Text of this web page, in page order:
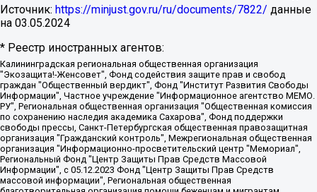
Источник: https://minjust.gov.ru/ru/documents/7822/ данные
на 03.05.2024
* Реестр иностранных агентов:
Калининградская региональная общественная организация "Экозащита!-Женсовет", Фонд содействия защите прав и свобод граждан "Общественный вердикт", Фонд "Институт Развития Свободы Информации", Частное учреждение "Информационное агентство МЕМО. РУ", Региональная общественная организация "Общественная комиссия по сохранению наследия академика Сахарова", Фонд поддержки свободы прессы, Санкт-Петербургская общественная правозащитная организация "Гражданский контроль", Межрегиональная общественная организация "Информационно-просветительский центр "Мемориал", Региональный Фонд "Центр Защиты Прав Средств Массовой Информации", с 05.12.2023 Фонд "Центр Защиты Прав Средств массовой информации", Региональная общественная благотворительная организация помощи беженцам и мигрантам "Гражданское содействие", Негосударственное образовательное учреждение дополнительного профессионального образования (повышение квалификации) специалистов "АКАДЕМИЯ ПО ПРАВАМ ЧЕЛОВЕКА", Свердловская региональная общественная организация "Сутяжник", Автономная некоммерческая организация "Центр независимых социологических исследований", Союз общественных объединений "Российский исследовательский центр по правам человека", Региональное общественное учреждение научно-информационный центр "МЕМОРИАЛ", Некоммерческая организация "Фонд защиты гласности", Автономная некоммерческая организация "Институт прав человека", Городская общественная организация "Екатеринбургское общество "МЕМОРИАЛ", Городская общественная организация "Рязанское историко-просветительское и правозащитное общество "Мемориал" (Рязанский Мемориал), Челябинский региональный орган общественной самодеятельности – женское общественное объединение "Женщины Евразии", Челябинский региональный орган общественной самодеятельности "Уральская правозащитная группа", Фонд содействия защите здоровья и социальной справедливости имени Андрея Рылькова, Автономная Некоммерческая Организация "Аналитический Центр Юрия Левады", Автономная некоммерческая организация социальной поддержки населения "Проект Апрель", Региональная общественная организация помощи женщинам и детям, находящимся в кризисной ситуации "Информационно-методический центр "Анна", Фонд содействия развитию массовых коммуникаций и правовому просвещению "Так-так-Так", Фонд содействия устойчивому развитию "Серебряная тайга", Свердловский региональный общественный фонд социальных проектов "Новое время", "Idel.Реалии", Кавказ.Реалии, Крым.Реалии, Телеканал Настоящее Время, Татаро-башкирская служба Радио Свобода (Azatliq Radiosi), Радио Свободная Европа/Радио Свобода (PCE/PC), "Сибирь.Реалии", "Фактограф", Благотворительный фонд помощи осужденным и их семьям, Автономная некоммерческая организация "Институт глобализации и социальных движений", Фонд "В защиту прав заключенных", Частное учреждение "Центр поддержки и содействия развитию средств массовой информации", Пензенский региональный общественный благотворительный фонд "Гражданский союз", "Север.Реалии", Некоммерческая организация Фонд "Правовая инициатива", Общество с ограниченной ответственностью "Радио Свободная Европа/Радио Свобода", Чешское информационное агентство "MEDIUM-ORIENT", Красноярская региональная общественная организация "Мы против СПИДа", Камалягин Денис Николаевич, Маркелов Сергей Евгеньевич, Пономарев Лев Александрович, Савицкая Людмила Алексеевна, Автономная некоммерческая организация "Центр по работе с проблемой насилия "НАСИЛИЮ.НЕТ", Межрегиональный профессиональный союз работников здравоохранения "Альянс врачей", Юридическое лицо, зарегистрированное в Латвийской Республике, SIA "Medusa Project" (регистрационный номер 40103797863, дата регистрации 10.06.2014), Некоммерческая организация "Фонд по борьбе с коррупцией", Автономная некоммерческая организация "Институт права и публичной политики", Баданин Роман Сергеевич, Гликин Максим Александрович, Железнова Мария Михайловна, Лукьянова Юлия Сергеевна, Маетная Елизавета Витальевна, Маняхин Петр Борисович, Чуракова Ольга Владимировна, Ярош Юлия Петровна, Юридическое лицо "The Insider SIA", зарегистрированное в Риге, Латвийская Республика (дата регистрации 26.06.2015), являющееся администратором доменного имени интернет-издания "The Insider SIA", https://theins.ru, Постернак Алексей Евгеньевич, Рубин Михаил Аркадьевич, Анин Роман Александрович, Юридическое лицо Istories fonds, зарегистрированное в Латвийской Республике (регистрационный номер 50008295751, дата регистрации 24.02.2020), Великовский Дмитрий Александрович, Долинина Ирина Николаевна, Мароховская Алеся Алексеевна, Шлейнов Роман Юрьевич, Шмагун Олеся Валентиновна, Общество с ограниченной ответственностью "Альтаир 2021", Общество с ограниченной ответственностью "Вега 2021", Общество с ограниченной ответственностью "Главный редактор 2021", Общество с ограниченной ответственностью "Ромашки монолит", Важенков Артем Валерьевич, Ивановская областная общественная организация "Центр гендерных исследований", Гурман Юрий Альбертович, Медиапроект "ОВД-Инфо", Егоров Владимир Владимирович, Жилинский Владимир Александрович, Общество с ограниченной ответственностью "ЗП", Иванова София Юрьевна, Карезина Инна Павловна, Кильтау Екатерина Викторовна, Петров Алексей Викторович, Пискунов Сергей Евгеньевич, Смирнов Сергей Сергеевич, Тихонов Михаил Сергеевич, Общество с ограниченной ответственностью "ЖУРНАЛИСТ-ИНОСТРАННЫЙ АГЕНТ", Арапова Галина Юрьевна, Вольтская Татьяна Анатольевна, Американская компания "Mason G.E.S. Anonymous Foundation" (США), являющаяся владельцем интернет-издания https://mnews.world/, Компания "Stichting Bellingcat", зарегистрированная в Нидерландах (дата регистрации 11.07.2018), Захаров Андрей Вячеславович, Клепиковская Екатерина Дмитриевна, Общество с ограниченной ответственностью "МЕМО", Перл Роман Александрович, Симонов Евгений Алексеевич, Соловьева Елена Анатольевна, Сотников Даниил Владимирович, Сурначева Елизавета Дмитриевна, Автономная некоммерческая организация по защите прав человека и информированию населения "Якутия – Наше Мнение", Общество с ограниченной ответственностью "Москоу диджитал медиа", с 26.01.2023 Общество с ограниченной ответственностью "Чайка Белые сады", Ветошкина Валерия Валерьевна, Заговора Максим Александрович, Межрегиональное общественное движение "Российская ЛГБТ - сеть", Оленичев Максим Владимирович, Павлов Иван Юрьевич, Скворцова Елена Сергеевна, Общество с ограниченной ответственностью "Как бы инагент", Кочетков Игорь Викторович, Общество с ограниченной ответственностью "Честные выборы", Еланчик Олег Александрович, Общество с ограниченной ответственностью "Нобелевский призыв", Гималова Регина Эмилевна, Григорьев Андрей Валерьевич, Григорьева Алина Александровна, Ассоциация по содействию защите прав призывников, альтернативнослужащих и военнослужащих "Правозащитная группа "Гражданин.Армия.Право", Хисамова Регина Фаритовна, Автономная некоммерческая организация по реализации социально-правовых программ "Лилит", Дальневосточное общественное движение "Маяк", Санкт-Петербургская ЛГБТ-инициативная группа "Выход", Инициативная группа ЛГБТ+ "Реверс", Алексеев Андрей Викторович, Бекбулатова Таисия Львовна, Беляев Иван Михайлович, Владыкина Елена Сергеевна, Гельман Марат Александрович, Никульшина Вероника Юрьевна, Толоконникова Надежда Андреевна, Шендерович Виктор Анатольевич, Общество с ограниченной ответственностью "Данное сообщение", Общество с ограниченной ответственностью Издательский дом "Новая глава", Айнбиндер Александра Александровна, Московский комьюнити-центр для ЛГБТ+инициатив, Благотворительный фонд развития филантропии, Deutsche Welle (Германия, Kurt-Schumacher-Strasse 3, 53113 Bonn), Борзунова Мария Михайловна, Воробьев Виктор Викторович, Голубева Анна Львовна, Константинова Алла Михайловна, Малкова Ирина Владимировна, Мурадов Мурад Абдулгалимович, Осетинская Елизавета Николаевна, Понасенков Евгений Николаевич, Ганапольский Матвей Юрьевич, Киселев Евгений Алексеевич, Борухович Ирина Григорьевна, Дремин Иван Тимофеевич, Дубровский Дмитрий Викторович, Красноярская региональная общественная организация поддержки и развития альтернативных образовательных технологий и межкультурных коммуникаций "ИНТЕРРА", Маяковская Екатерина Алексеевна, Фейгин Марк Захарович, Филимонов Андрей Викторович, Дзугкоева Регина Николаевна, Доброхотов Роман Александрович, Дудь Юрий Александрович, Елкин Сергей Владимирович, Кругликов Кирилл Игоревич, Сабунаева Мария Леонидовна, Семенов Алексей Владимирович, Шаинян Карен Багратович, Шульман Екатерина Михайловна, Асафьев Артур Валерьевич, Вахштайн Виктор Семенович, Венедиктов Алексей Алексеевич, Лушникова Екатерина Евгеньевна, Волков Леонид Михайлович, Невзоров Александр Глебович, Пархоменко Сергей Борисович, Сироткин Ярослав Николаевич, Кара-Мурза Владимир Владимирович, Баранова Наталья Владимировна, Гозман Леонид Яковлевич, Кагарлицкий Борис Юльевич, Климарев Михаил Валерьевич, Милов Владимир Станиславович, Автономная некоммерческая организация Краснодарский центр современного искусства "Типография", Моргенштерн Алишер Тагирович, Соболь Любовь Эдуардовна, Общество с ограниченной ответственностью "ЛИЗА НОРМ", Каспаров Гарри Кимович, Ходорковский Михаил Борисович, Общество с ограниченной ответственностью "Апрельские тезисы", Данилович Ирина Брониславовна, Кашин Олег Владимирович, Петров Николай Владимирович, Пивоваров Алексей Владимирович, Соколов Михаил Владимирович, Цветкова Юлия Владимировна, Чичваркин Евгений Александрович, Комитет против пыток/Команда против пыток, Общество с ограниченной ответственностью "Первый научный", Общество с ограниченной ответственностью "Вертолет и ко", Белоцерковская Вероника Борисовна, Кац Максим Евгеньевич, Лазарева Татьяна Юрьевна, Шаведдинов Руслан Табризович, Яшин Илья Валерьевич, Общество с ограниченной ответственностью "Иноагент ААВ", Алешковский Дмитрий Петрович, Альбац Евгения Марковна, Быков Дмитрий Львович, Галямина Юлия Евгеньевна, Лойко Сергей Леонидович, Мартынов Кирилл Константинович, Медведев Сергей Александрович, Крашенинников Федор Геннадиевич, Гордеева Катерина Вл